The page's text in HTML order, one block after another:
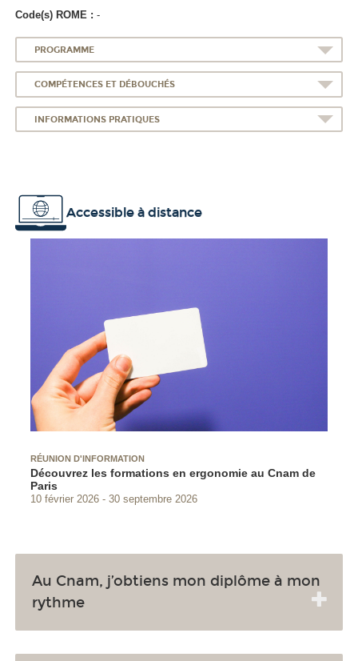
Code(s) ROME : -
PROGRAMME
COMPÉTENCES ET DÉBOUCHÉS
INFORMATIONS PRATIQUES
Accessible à distance
RÉUNION D'INFORMATION
Découvrez les formations en ergonomie au Cnam de
Paris
10 février 2026 30 septembre 2026
Au Cnam, j’obtiens mon diplôme à mon
rythme